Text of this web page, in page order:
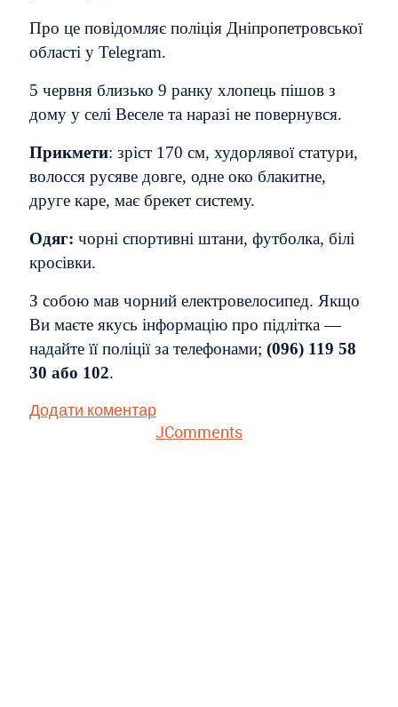
Про це повідомляє поліція Дніпропетровської
області у Telegram.
5 червня близько 9 ранку хлопець пішов з
дому у селі Веселе та наразі не повернувся.
Прикмети: зріст 170 см, худорлявої статури,
волосся русяве довге, одне око блакитне,
друге каре, має брекет систему.
Одяг: чорні спортивні штани, футболка, білі
кросівки.
З собою мав чорний електровелосипед. Якщо
Ви маєте якусь інформацію про підлітка —
надайте її поліції за телефонами; (096) 119 58
30 або 102.
Додати коментар
JComments